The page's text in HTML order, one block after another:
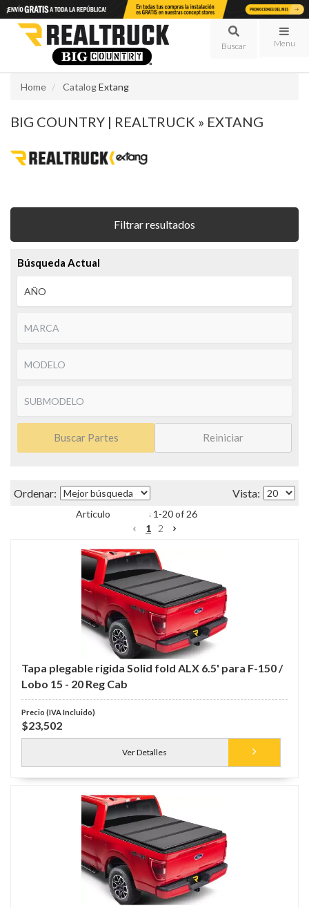
Menu
Home CatalogExtang
BIG COUNTRY | REALTRUCK » EXTANG
Filtrar resultados
Búsqueda Actual
Buscar Partes Reiniciar
Items 1-20of 26
1 2
Tapa plegable rigida Solid fold ALX 6.5' para F-150 /
Lobo 15 - 20 Reg Cab
$23,502
Ver Detalles